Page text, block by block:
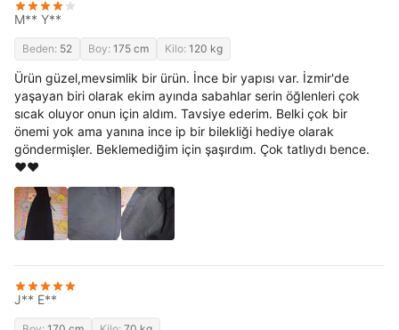
M** Y**
Beden: 52 Boy: 175 cm Kilo: 120 kg
Ürün güzel,mevsimlik bir ürün. İnce bir yapısı var. İzmir'de
yaşayan biri olarak ekim ayında sabahlar serin öğlenleri çok
sıcak oluyor onun için aldım. Tavsiye ederim. Belki çok bir
önemi yok ama yanına ince ip bir bilekliği hediye olarak
göndermişler. Beklemediğim için şaşırdım. Çok tatlıydı bence.
❤️❤️
J** E**